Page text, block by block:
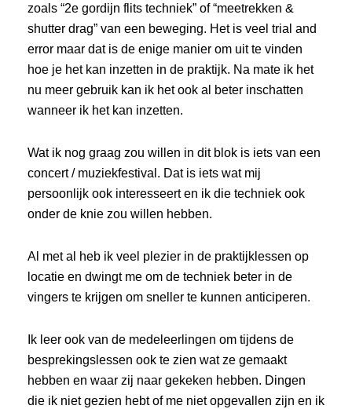
zoals “2e gordijn flits techniek” of “meetrekken &
shutter drag” van een beweging. Het is veel trial and
error maar dat is de enige manier om uit te vinden
hoe je het kan inzetten in de praktijk. Na mate ik het
nu meer gebruik kan ik het ook al beter inschatten
wanneer ik het kan inzetten.
Wat ik nog graag zou willen in dit blok is iets van een
concert / muziekfestival. Dat is iets wat mij
persoonlijk ook interesseert en ik die techniek ook
onder de knie zou willen hebben.
Al met al heb ik veel plezier in de praktijklessen op
locatie en dwingt me om de techniek beter in de
vingers te krijgen om sneller te kunnen anticiperen.
Ik leer ook van de medeleerlingen om tijdens de
besprekingslessen ook te zien wat ze gemaakt
hebben en waar zij naar gekeken hebben. Dingen
die ik niet gezien hebt of me niet opgevallen zijn en ik